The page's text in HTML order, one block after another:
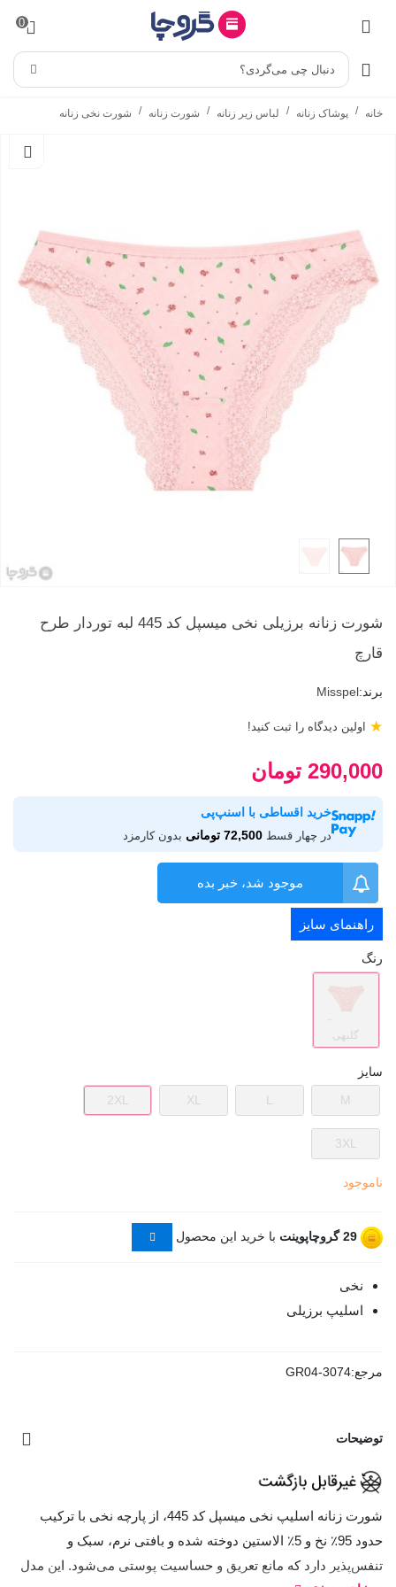
0
دنبال چی می‌گردی؟
خانه / پوشاک زنانه / لباس زیر زنانه / شورت زنانه / شورت نخی زنانه
شورت زنانه برزیلی نخی میسپل کد 445 لبه توردار طرح
قارچ
برند:Misspel
اولین دیدگاه را ثبت کنید! ★
290,000 تومان
خرید اقساطی با اسنپ‌پی
در چهار قسط 72,500 تومانی بدون کارمزد
موجود شد، خبر بده
راهنمای سایز
رنگ
گلبهی
سایز
M
L
XL
2XL
3XL
ناموجود
29گروچاپوینت با خرید این محصول
نخی
اسلیپ برزیلی
مرجع:GR04-3074
توضیحات
شورت زنانه اسلیپ نخی میسپل کد 445، از پارچه نخی با ترکیب
حدود 95٪ نخ و 5٪ الاستین دوخته شده و بافتی نرم، سبک و
تنفس‌پذیر دارد که مانع تعریق و حساسیت پوستی می‌شود. این مدل